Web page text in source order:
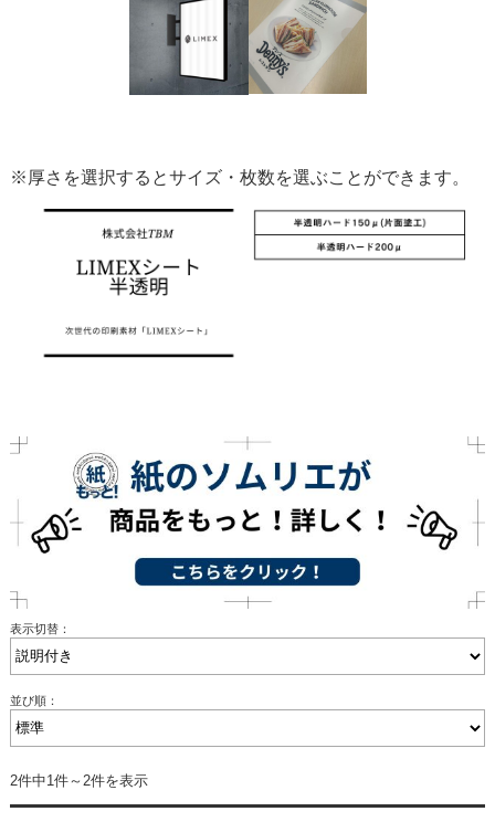
※厚さを選択するとサイズ・枚数を選ぶことができます。
表示切替：
並び順：
2件中1件～2件を表示